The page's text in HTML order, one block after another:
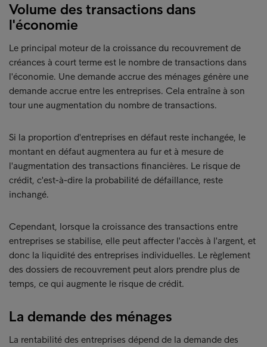
Volume des transactions dans
l'économie
Le principal moteur de la croissance du recouvrement de
créances à court terme est le nombre de transactions dans
l'économie. Une demande accrue des ménages génère une
demande accrue entre les entreprises. Cela entraîne à son
tour une augmentation du nombre de transactions.
Si la proportion d'entreprises en défaut reste inchangée, le
montant en défaut augmentera au fur et à mesure de
l'augmentation des transactions financières. Le risque de
crédit, c'est-à-dire la probabilité de défaillance, reste
inchangé.
Cependant, lorsque la croissance des transactions entre
entreprises se stabilise, elle peut affecter l'accès à l'argent, et
donc la liquidité des entreprises individuelles. Le règlement
des dossiers de recouvrement peut alors prendre plus de
temps, ce qui augmente le risque de crédit.
La demande des ménages
La rentabilité des entreprises dépend de la demande des